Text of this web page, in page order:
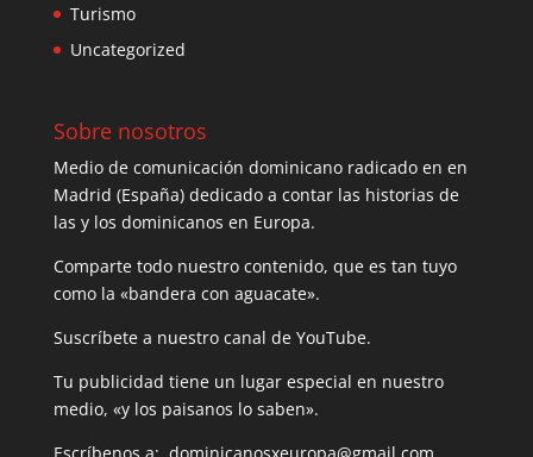
Turismo
Uncategorized
Sobre nosotros
Medio de comunicación dominicano radicado en en
Madrid (España) dedicado a contar las historias de
las y los dominicanos en Europa.
Comparte todo nuestro contenido, que es tan tuyo
como la «bandera con aguacate».
Suscríbete a nuestro canal de YouTube.
Tu publicidad tiene un lugar especial en nuestro
medio, «y los paisanos lo saben».